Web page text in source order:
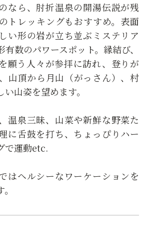
なら、肘折温泉の開湯伝説が残
トレッキングもおすすめ。表面
い形の岩が立ち並ぶミステリア
数のパワースポット。縁結び、
願う人々が参拝に訪れ、登りが
山頂から月山（がっさん）、村
山姿を望めます。
温泉三昧、山菜や新鮮な野菜た
に舌鼓を打ち、ちょっぴりハー
で運動etc.
はヘルシーなワーケーションを